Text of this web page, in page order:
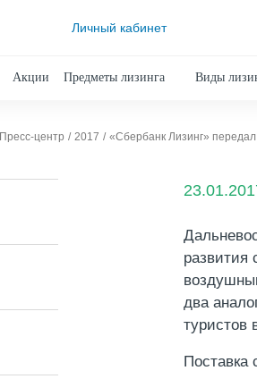
Личный кабинет
Акции Предметы лизинга Виды
Пресс-центр 2017 «Сбербанк Лизинг»
развития
два
туристов
Поставка